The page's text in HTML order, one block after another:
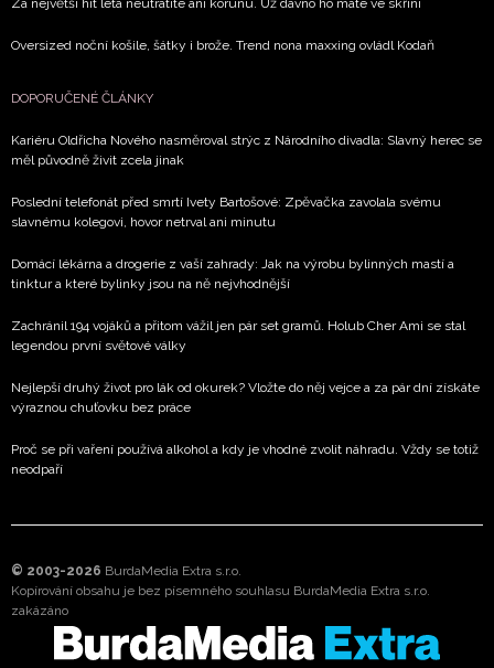
Za největší hit léta neutratíte ani korunu. Už dávno ho máte ve skříni
Oversized noční košile, šátky i brože. Trend nona maxxing ovládl Kodaň
DOPORUČENÉ ČLÁNKY
Kariéru Oldřicha Nového nasměroval strýc z Národního divadla: Slavný herec se
měl původně živit zcela jinak
Poslední telefonát před smrtí Ivety Bartošové: Zpěvačka zavolala svému
slavnému kolegovi, hovor netrval ani minutu
Domácí lékárna a drogerie z vaší zahrady: Jak na výrobu bylinných mastí a
tinktur a které bylinky jsou na ně nejvhodnější
Zachránil 194 vojáků a přitom vážil jen pár set gramů. Holub Cher Ami se stal
legendou první světové války
Nejlepší druhý život pro lák od okurek? Vložte do něj vejce a za pár dní získáte
výraznou chuťovku bez práce
Proč se při vaření používá alkohol a kdy je vhodné zvolit náhradu. Vždy se totiž
neodpaří
© 2003-2026 BurdaMedia Extra s.r.o.
Kopírování obsahu je bez písemného souhlasu BurdaMedia Extra s.r.o.
zakázáno